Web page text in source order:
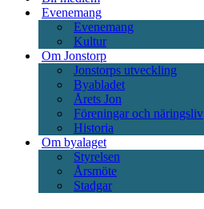
Evenemang
Evenemang
Kultur
Om Jonstorp
Jonstorps utveckling
Byabladet
Årets Jon
Föreningar och näringsliv
Historia
Om byalaget
Styrelsen
Årsmöte
Stadgar